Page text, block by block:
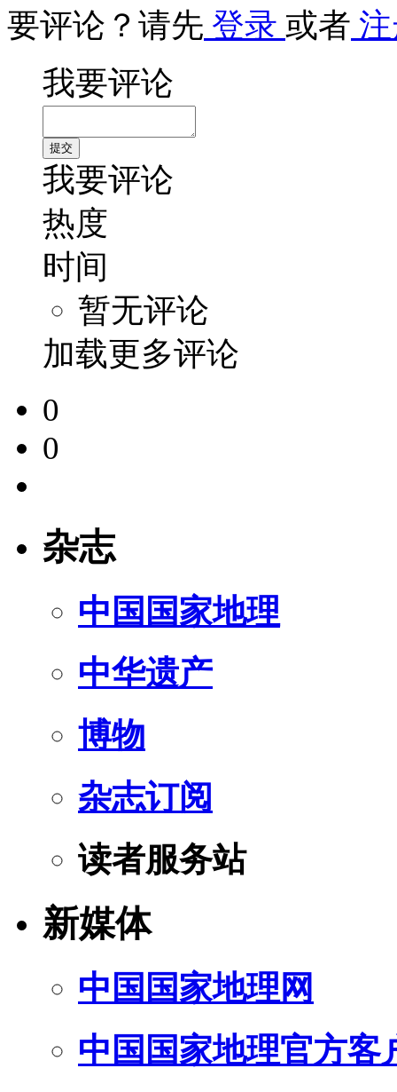
要评论？请先 登录 或者
我要评论
我要评论
热度
时间
暂无评论
加载更多评论
0
0
杂志
中国国家地理
中华遗产
博物
杂志订阅
读者服务站
新媒体
中国国家地理网
中国国家地理官方客